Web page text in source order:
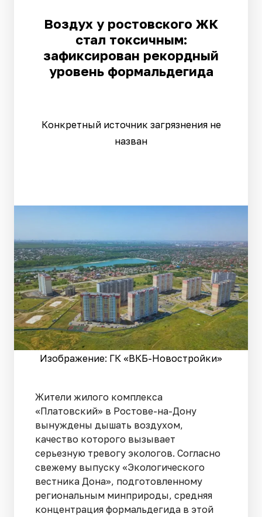
Воздух у ростовского ЖК
стал токсичным:
зафиксирован рекордный
уровень формальдегида
Конкретный источник загрязнения не
назван
Изображение: ГК «ВКБ-Новостройки»
Жители жилого комплекса
«Платовский» в Ростове-на-Дону
вынуждены дышать воздухом,
качество которого вызывает
серьезную тревогу экологов. Согласно
свежему выпуску «Экологического
вестника Дона», подготовленному
региональным минприроды, средняя
концентрация формальдегида в этой